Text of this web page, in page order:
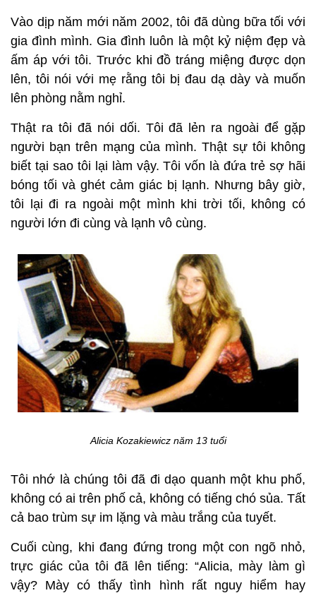
Vào dịp năm mới năm 2002, tôi đã dùng bữa tối với
gia đình mình. Gia đình luôn là một kỷ niệm đẹp và
ấm áp với tôi. Trước khi đồ tráng miệng được dọn
lên, tôi nói với mẹ rằng tôi bị đau dạ dày và muốn
lên phòng nằm nghỉ.
Thật ra tôi đã nói dối. Tôi đã lẻn ra ngoài để gặp
người bạn trên mạng của mình. Thật sự tôi không
biết tại sao tôi lại làm vậy. Tôi vốn là đứa trẻ sợ hãi
bóng tối và ghét cảm giác bị lạnh. Nhưng bây giờ,
tôi lại đi ra ngoài một mình khi trời tối, không có
người lớn đi cùng và lạnh vô cùng.
Alicia Kozakiewicz năm 13 tuổi
Tôi nhớ là chúng tôi đã đi dạo quanh một khu phố,
không có ai trên phố cả, không có tiếng chó sủa. Tất
cả bao trùm sự im lặng và màu trắng của tuyết.
Cuối cùng, khi đang đứng trong một con ngõ nhỏ,
trực giác của tôi đã lên tiếng: “Alicia, mày làm gì
vậy? Mày có thấy tình hình rất nguy hiểm hay